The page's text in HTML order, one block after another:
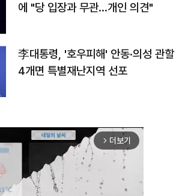
에 "당 입장과 무관…개인 의견"
李대통령, '호우피해' 안동·의성 관할
4개면 특별재난지역 선포
arrow_forward_ios 더보기